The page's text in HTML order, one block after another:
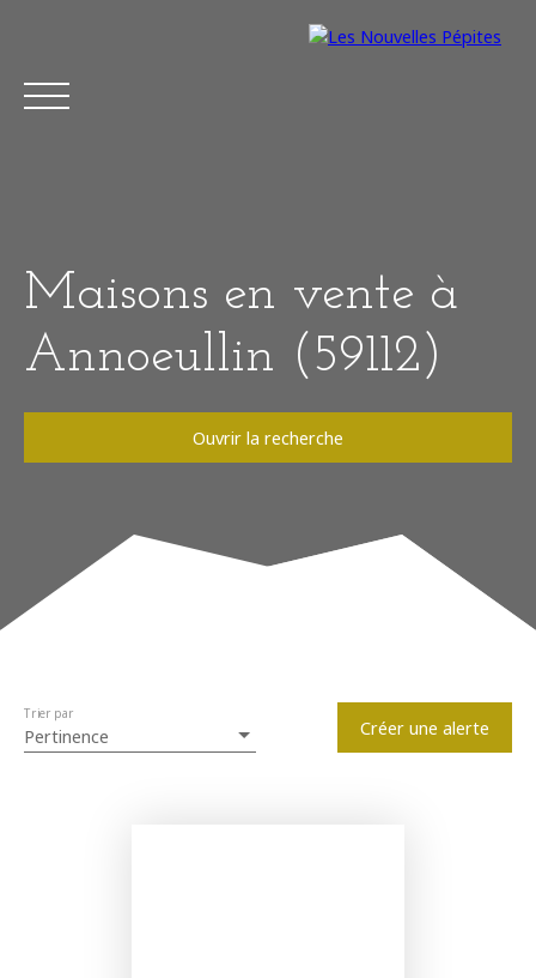
Vendre Estimer
Estimation +33 3 20 89 01 79
Maisons en vente à
Annoeullin (59112)
Ouvrir la recherche
Annoeullin (59112)
Localisation
Surface min (m²)
Pertinence
Trier par
Créer une alerte